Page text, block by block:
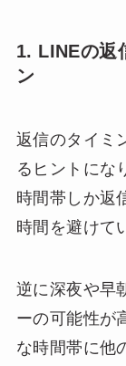
1. LINEの返
ン
返信のタイミ
るヒントにな
時間帯しか返
時間を避けて
逆に深夜や早
ーの可能性が
な時間帯に他